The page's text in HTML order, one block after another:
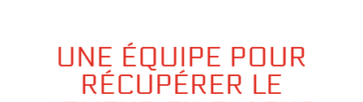
UNE ÉQUIPE POUR
RÉCUPÉRER LE